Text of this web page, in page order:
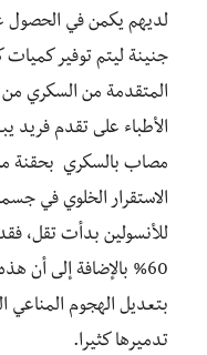
لديهم يكمن في الحصول
جنينة ليتم توفير كميات
المتقدمة من السكري
الأطباء على تقدم
مصاب بالسكري بحقنة من
الاستقرار الخلوي في
للأنسولين بدأت تقل،
60% بالإضافة إلى أن
بتعديل الهجوم المناعي
تدميرها كثيرا.